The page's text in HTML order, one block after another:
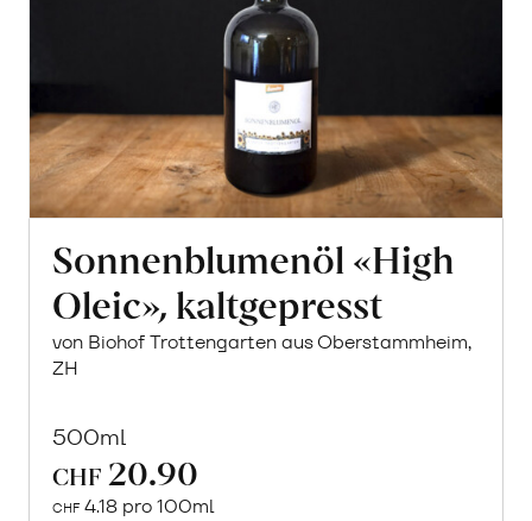
Sonnenblumenöl «High
Oleic», kaltgepresst
von Biohof Trottengarten aus Oberstammheim,
ZH
500ml
CHF 20.90
CHF 4.18 pro 100ml